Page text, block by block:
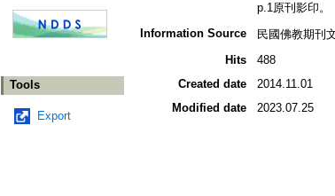
Tools
Export
p.1原刊影印。
Information Source
民國佛教期刊
Hits
488
Created date
2014.11.01
Modified date
2023.07.25